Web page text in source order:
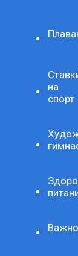
на
спорт
Важно